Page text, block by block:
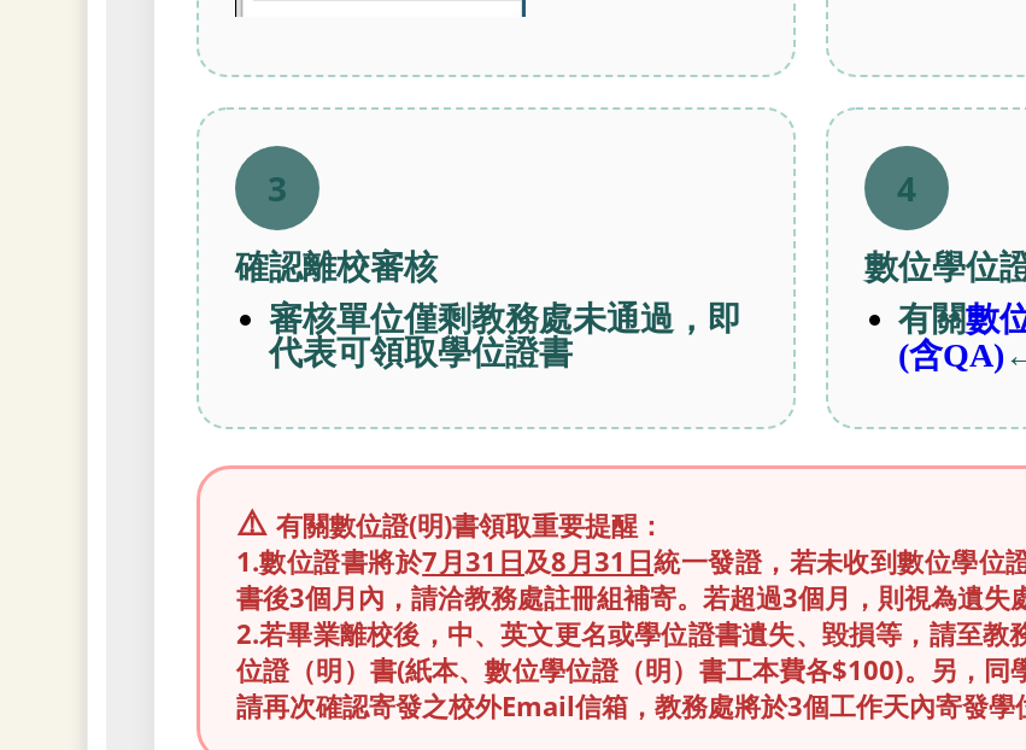
3
確認離校審核
審核單位僅剩教務處未通過，即
代表可領取學位證書
4
數位學位
有關數
(含QA)
⚠️ 有關數位證(明)書領取重要提醒：
1.數位證書將於7月31日及8月31日統一發證，若未收到數位學位
書後3個月內，請洽教務處註冊組補寄。若超過3個月，則視為遺失
2.若畢業離校後，中、英文更名或學位證書遺失、毀損等，請至教
位證（明）書(紙本、數位學位證（明）書工本費各$100)。另，同
請再次確認寄發之校外Email信箱，教務處將於3個工作天內寄發學